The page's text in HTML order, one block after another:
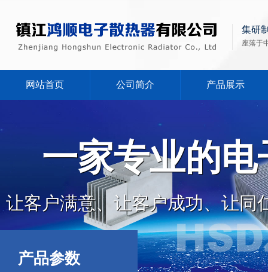
集研
座落于
网站首页 公司简介 产品展示
一家专业的
让客户满意、让客户成功、让同
产品参数